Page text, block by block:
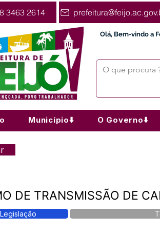
3463 2614
Olá, Bem-vindo a
Município⬇️ O Governo⬇️
DE TRANSMISSÃO DE
Legislação